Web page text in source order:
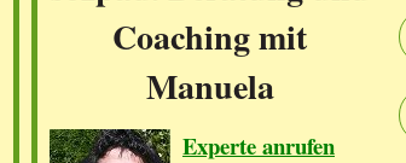
Coaching mit
Manuela
Experte anrufen